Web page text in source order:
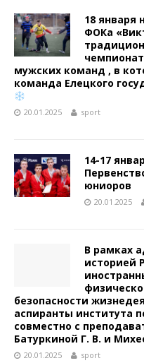
18 января
ФОКа
мужских команд , в
команда Елецкого
20.01.2025 sport
14-17
юниоров
20.01.2025
В рамках
историей
безопасности
аспиранты института
совместно с
Батуркиной Г. В. и
20.01.2025 sport